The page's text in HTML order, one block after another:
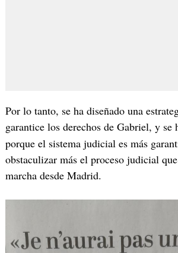
Por lo tanto, se ha diseñado una
garantice los derechos de Gabriel, y se
porque el sistema judicial es más
obstaculizar más el proceso judicial
marcha desde Madrid.